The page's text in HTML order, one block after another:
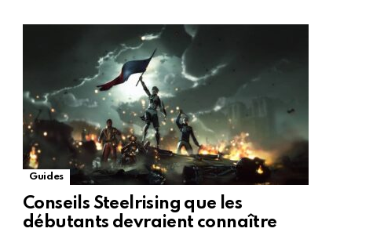
Guides
Conseils Steelrising que les
débutants devraient connaître